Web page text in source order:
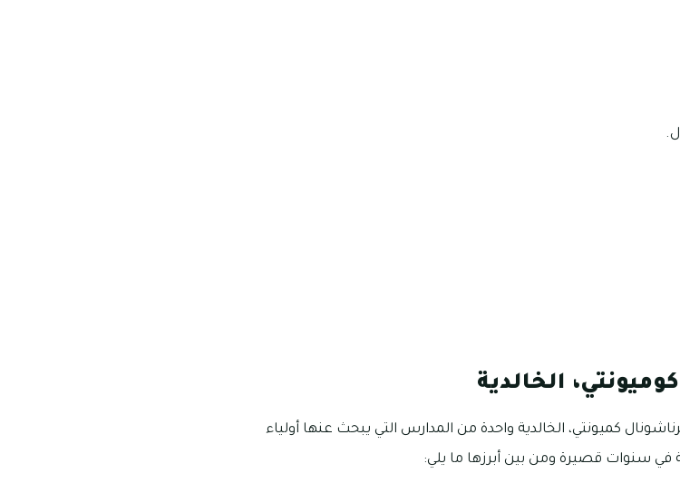
الخالدية
كميونتي، الخالدية واحدة من المدارس التي يبحث عنها أولياء
في سنوات قصيرة ومن بين أبرزها ما يلي: